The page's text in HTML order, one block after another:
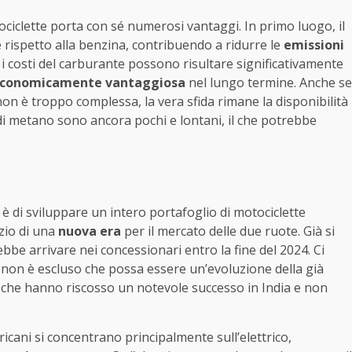
porta con sé numerosi vantaggi. In primo luogo, il
alla benzina, contribuendo a ridurre le emissioni
del carburante possono risultare significativamente
vantaggiosa nel lungo termine. Anche se
è troppo complessa, la vera sfida rimane la disponibilità
metano sono ancora pochi e lontani, il che potrebbe
di sviluppare un intero portafoglio di motociclette
di una nuova era per il mercato delle due ruote. Già si
arrivare nei concessionari entro la fine del 2024. Ci
non è escluso che possa essere un’evoluzione della già
hanno riscosso un notevole successo in India e non
si concentrano principalmente sull’elettrico,